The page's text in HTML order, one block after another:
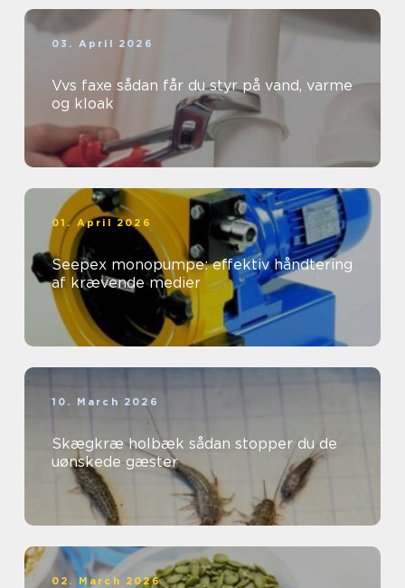
03. April 2026
Vvs faxe sådan får du styr på vand, varme
og kloak
01. April 2026
Seepex monopumpe: effektiv håndtering
af krævende medier
10. March 2026
Skægkræ holbæk sådan stopper du de
uønskede gæster
02. March 2026